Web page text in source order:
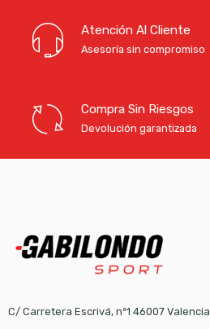
Atención Al Cliente
Asesoría sin compromiso
Compra Sin Riesgos
Devolución garantizada
C/ Carretera Escrivá, nº1 46007 Valencia